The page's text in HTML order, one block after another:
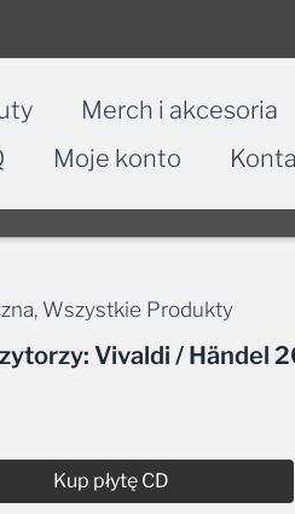
Merch i akcesoria
Moje konto
, Wszystkie Produkty
Vivaldi / Händel
Kup płytę CD